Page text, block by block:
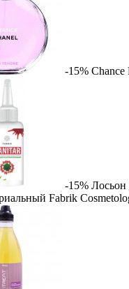
-15% Chance
-15% Лосьон
Fabrik